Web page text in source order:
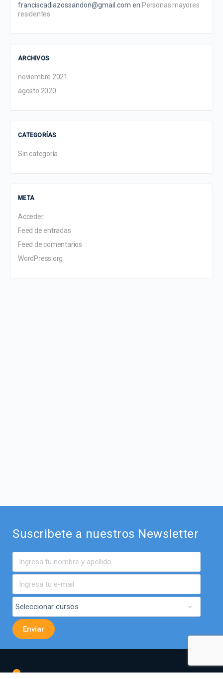
franciscadiazossandon@gmail.com en Personas mayores
residentes
ARCHIVOS
noviembre 2021
agosto 2020
CATEGORÍAS
Sin categoría
META
Acceder
Feed de entradas
Feed de comentarios
WordPress.org
Suscribete a nuestros Newsletter